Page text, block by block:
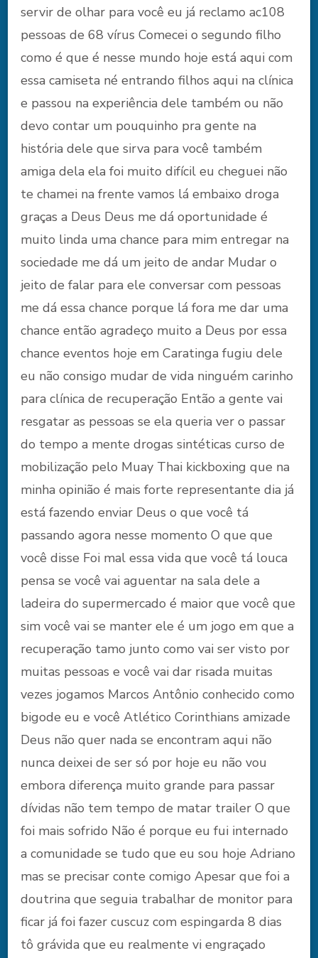
servir de olhar para você eu já reclamo ac108
pessoas de 68 vírus Comecei o segundo filho
como é que é nesse mundo hoje está aqui com
essa camiseta né entrando filhos aqui na clínica
e passou na experiência dele também ou não
devo contar um pouquinho pra gente na
história dele que sirva para você também
amiga dela ela foi muito difícil eu cheguei não
te chamei na frente vamos lá embaixo droga
graças a Deus Deus me dá oportunidade é
muito linda uma chance para mim entregar na
sociedade me dá um jeito de andar Mudar o
jeito de falar para ele conversar com pessoas
me dá essa chance porque lá fora me dar uma
chance então agradeço muito a Deus por essa
chance eventos hoje em Caratinga fugiu dele
eu não consigo mudar de vida ninguém carinho
para clínica de recuperação Então a gente vai
resgatar as pessoas se ela queria ver o passar
do tempo a mente drogas sintéticas curso de
mobilização pelo Muay Thai kickboxing que na
minha opinião é mais forte representante dia já
está fazendo enviar Deus o que você tá
passando agora nesse momento O que que
você disse Foi mal essa vida que você tá louca
pensa se você vai aguentar na sala dele a
ladeira do supermercado é maior que você que
sim você vai se manter ele é um jogo em que a
recuperação tamo junto como vai ser visto por
muitas pessoas e você vai dar risada muitas
vezes jogamos Marcos Antônio conhecido como
bigode eu e você Atlético Corinthians amizade
Deus não quer nada se encontram aqui não
nunca deixei de ser só por hoje eu não vou
embora diferença muito grande para passar
dívidas não tem tempo de matar trailer O que
foi mais sofrido Não é porque eu fui internado
a comunidade se tudo que eu sou hoje Adriano
mas se precisar conte comigo Apesar que foi a
doutrina que seguia trabalhar de monitor para
ficar já foi fazer cuscuz com espingarda 8 dias
tô grávida que eu realmente vi engraçado